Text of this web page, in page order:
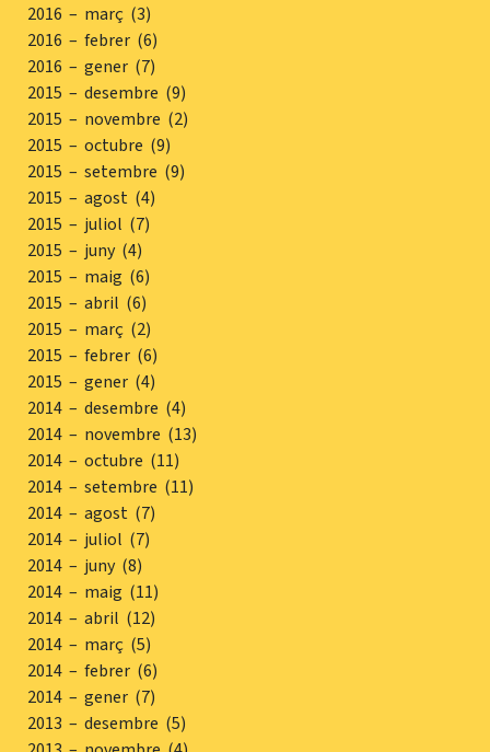
2016 – març (3)
2016 – febrer (6)
2016 – gener (7)
2015 – desembre (9)
2015 – novembre (2)
2015 – octubre (9)
2015 – setembre (9)
2015 – agost (4)
2015 – juliol (7)
2015 – juny (4)
2015 – maig (6)
2015 – abril (6)
2015 – març (2)
2015 – febrer (6)
2015 – gener (4)
2014 – desembre (4)
2014 – novembre (13)
2014 – octubre (11)
2014 – setembre (11)
2014 – agost (7)
2014 – juliol (7)
2014 – juny (8)
2014 – maig (11)
2014 – abril (12)
2014 – març (5)
2014 – febrer (6)
2014 – gener (7)
2013 – desembre (5)